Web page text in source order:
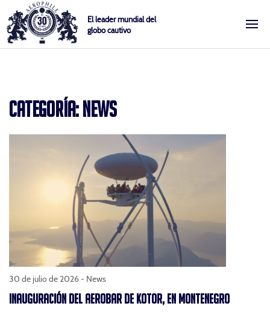
to
content
Aerophile
El leader mundial del
globo cautivo
CATEGORÍA: NEWS
30 de julio de 2026 - News
INAUGURACIÓN DEL AEROBAR DE KOTOR, EN MONTENEGRO
Cookies management panel